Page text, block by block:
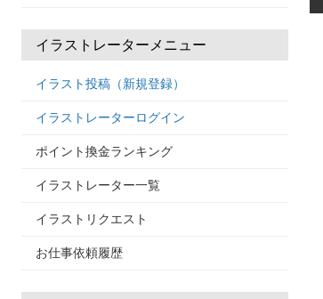
イラストレーターメニュー
イラスト投稿（新規登録）
イラストレーターログイン
ポイント換金ランキング
イラストレーター一覧
イラストリクエスト
お仕事依頼履歴